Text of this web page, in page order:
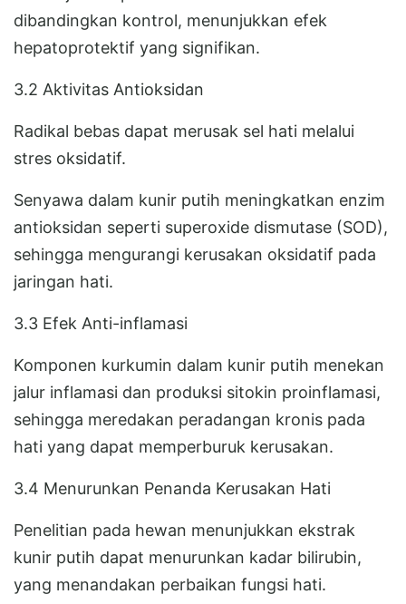
dibandingkan kontrol, menunjukkan efek
hepatoprotektif yang signifikan.
3.2 Aktivitas Antioksidan
Radikal bebas dapat merusak sel hati melalui
stres oksidatif.
Senyawa dalam kunir putih meningkatkan enzim
antioksidan seperti superoxide dismutase (SOD),
sehingga mengurangi kerusakan oksidatif pada
jaringan hati.
3.3 Efek Anti-inflamasi
Komponen kurkumin dalam kunir putih menekan
jalur inflamasi dan produksi sitokin proinflamasi,
sehingga meredakan peradangan kronis pada
hati yang dapat memperburuk kerusakan.
3.4 Menurunkan Penanda Kerusakan Hati
Penelitian pada hewan menunjukkan ekstrak
kunir putih dapat menurunkan kadar bilirubin,
yang menandakan perbaikan fungsi hati.